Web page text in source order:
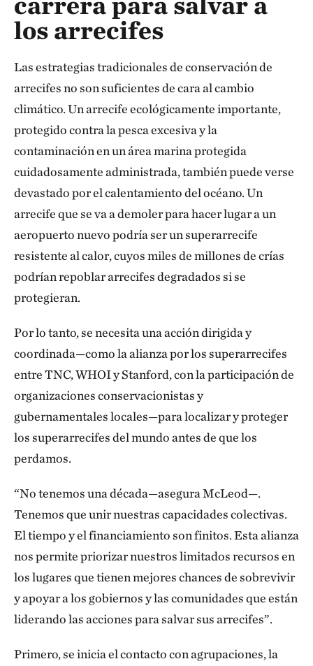
los arrecifes
Las estrategias tradicionales de conservación de
arrecifes no son suficientes de cara al cambio
climático. Un arrecife ecológicamente importante,
protegido contra la pesca excesiva y la
contaminación en un área marina protegida
cuidadosamente administrada, también puede verse
devastado por el calentamiento del océano. Un
arrecife que se va a demoler para hacer lugar a un
aeropuerto nuevo podría ser un superarrecife
resistente al calor, cuyos miles de millones de crías
podrían repoblar arrecifes degradados si se
protegieran.
Por lo tanto, se necesita una acción dirigida y
coordinada—como la alianza por los superarrecifes
entre TNC, WHOI y Stanford, con la participación de
organizaciones conservacionistas y
gubernamentales locales—para localizar y proteger
los superarrecifes del mundo antes de que los
perdamos.
“No tenemos una década—asegura McLeod—.
Tenemos que unir nuestras capacidades colectivas.
El tiempo y el financiamiento son finitos. Esta alianza
nos permite priorizar nuestros limitados recursos en
los lugares que tienen mejores chances de sobrevivir
y apoyar a los gobiernos y las comunidades que están
liderando las acciones para salvar sus arrecifes”.
Primero, se inicia el contacto con agrupaciones, la